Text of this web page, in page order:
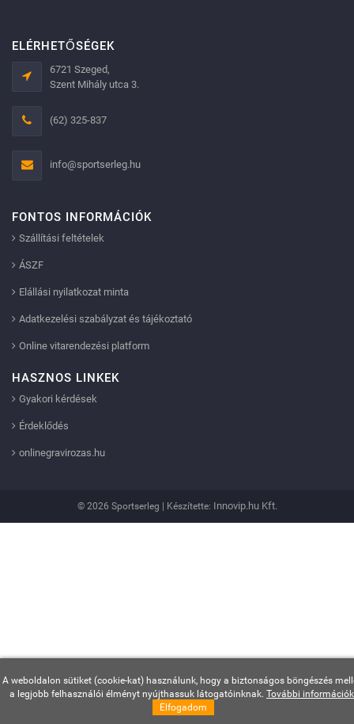
ELÉRHETŐSÉGEK
6721 Szeged,
Szent Mihály utca 3.
(62) 325-837
info@sportserleg.hu
FONTOS INFORMÁCIÓK
Szállítási feltételek
ÁSZF
Elállási nyilatkozat minta
Adatkezelési szabályzat és tájékoztató
Online vitarendezési platform
HASZNOS LINKEK
Gyakori kérdések
Érdeklődés
onlinegravirozas.hu
© 2026 Sportserleg | Készítette: Innovip.hu Kft.
A weboldalon sütiket (cookie-kat) használunk, hogy a biztonságos böngészés
a legjobb felhasználói élményt nyújthassuk látogatóinknak. További
Elfogadom